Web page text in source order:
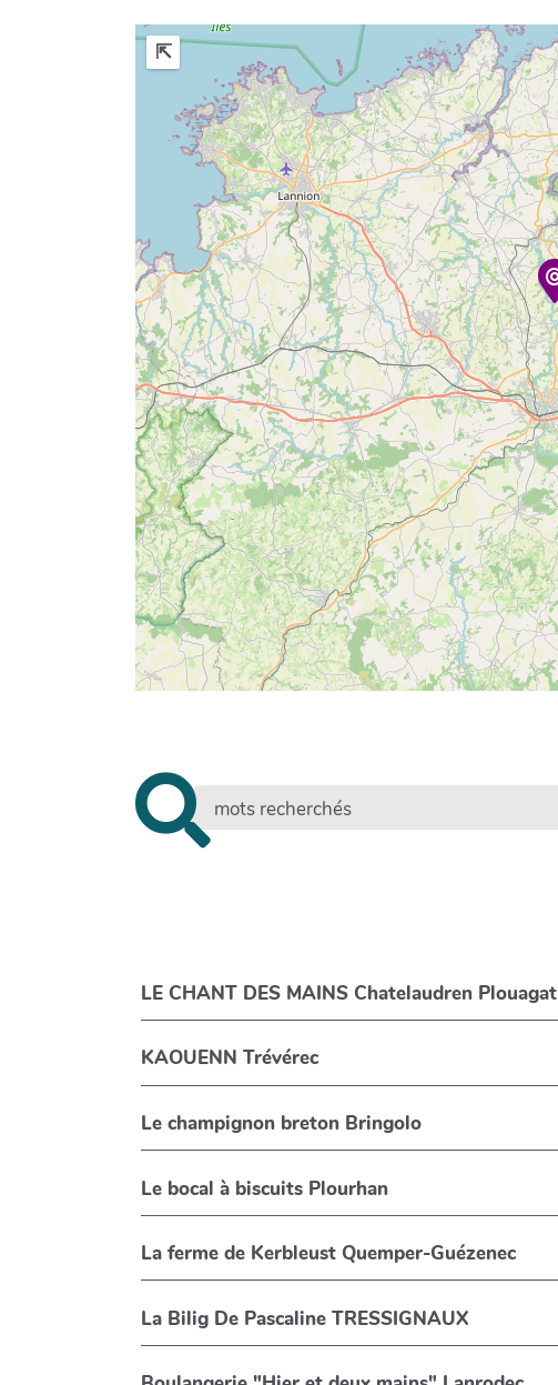
LE CHANT DES MAINS Chatelaudren Plouagat
KAOUENN Trévérec
Le champignon breton Bringolo
Le bocal à biscuits Plourhan
La ferme de Kerbleust Quemper-Guézenec
La Bilig De Pascaline TRESSIGNAUX